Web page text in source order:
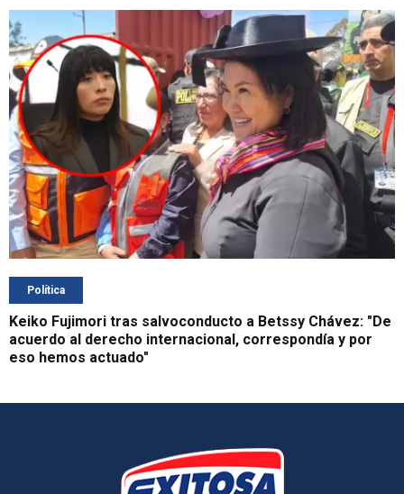
Política
Keiko Fujimori tras salvoconducto a Betssy Chávez: "De
acuerdo al derecho internacional, correspondía y por
eso hemos actuado"